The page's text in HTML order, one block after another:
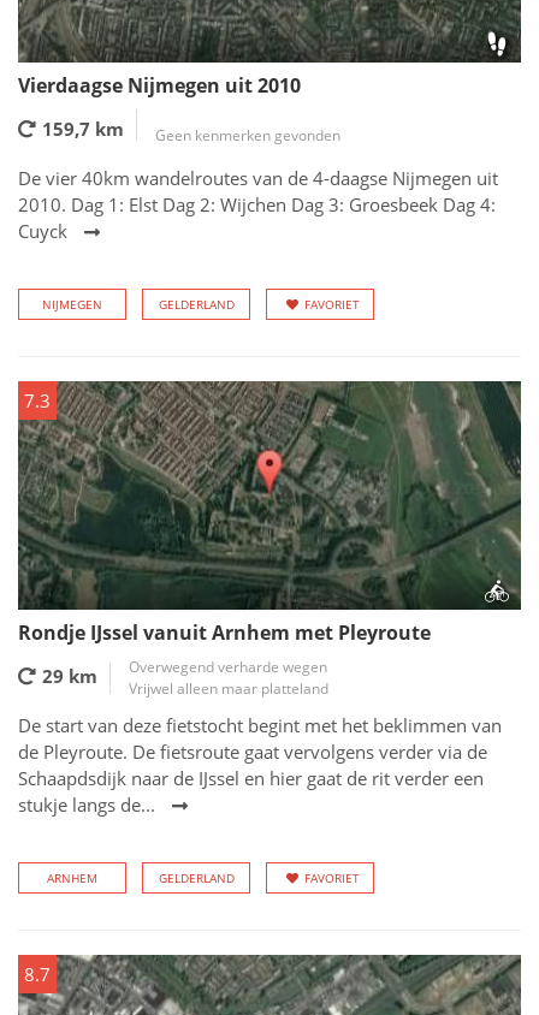
Vierdaagse Nijmegen uit 2010
159,7 km Geen kenmerken gevonden
De vier 40km wandelroutes van de 4-daagse Nijmegen uit
2010. Dag 1: Elst Dag 2: Wijchen Dag 3: Groesbeek Dag 4:
Cuyck
NIJMEGEN GELDERLAND FAVORIET
7.3
Rondje IJssel vanuit Arnhem met Pleyroute
29 km
Overwegend verharde wegen
Vrijwel alleen maar platteland
De start van deze fietstocht begint met het beklimmen van
de Pleyroute. De fietsroute gaat vervolgens verder via de
Schaapdsdijk naar de IJssel en hier gaat de rit verder een
stukje langs de...
ARNHEM GELDERLAND FAVORIET
8.7